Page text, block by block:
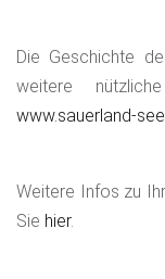
Die Geschichte
weitere
www.sauerland-
Weitere Infos zu
Sie hier.